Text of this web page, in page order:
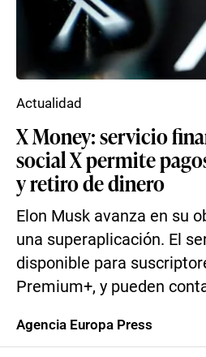
X Money: servicio
social X permite
y retiro de dinero
Elon Musk avanza en su
una superaplicación. El
disponible para
Premium+, y pueden
Actualidad
Agencia Europa Press